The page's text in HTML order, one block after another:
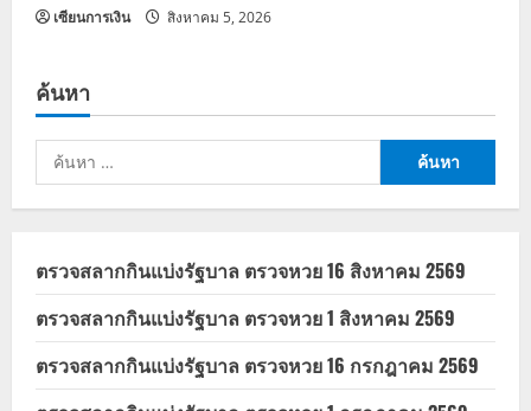
เซียนการเงิน สิงหาคม 5, 2026
ค้นหา
ค้นหา
สำหรับ:
ตรวจสลากกินแบ่งรัฐบาล ตรวจหวย 16 สิงหาคม 2569
ตรวจสลากกินแบ่งรัฐบาล ตรวจหวย 1 สิงหาคม 2569
ตรวจสลากกินแบ่งรัฐบาล ตรวจหวย 16 กรกฎาคม 2569